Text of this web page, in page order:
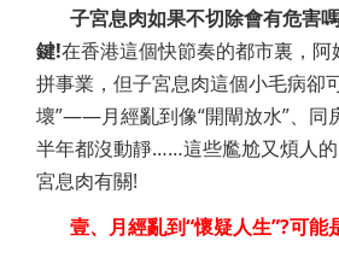
子宮息肉如果不切除會有危害
鍵!在香港這個快節奏的都市裏，
拼事業，但子宮息肉這個小毛病卻
壞”——月經亂到像“開閘放水”、同
半年都沒動靜……這些尷尬又煩人
宮息肉有關!
壹、月經亂到“懷疑人生”?可能